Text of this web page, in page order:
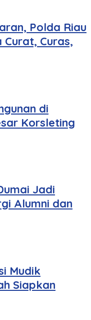
Polda Riau
Curas,
di
Korsleting
Jadi
Alumni dan
Mudik
Siapkan